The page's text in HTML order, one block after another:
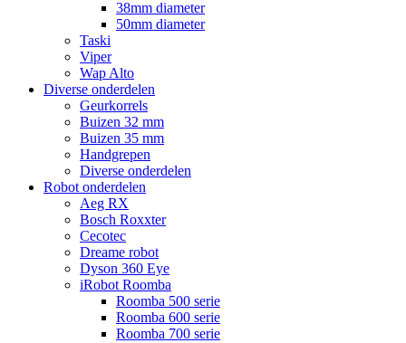
38mm diameter
50mm diameter
Taski
Viper
Wap Alto
Diverse onderdelen
Geurkorrels
Buizen 32 mm
Buizen 35 mm
Handgrepen
Diverse onderdelen
Robot onderdelen
Aeg RX
Bosch Roxxter
Cecotec
Dreame robot
Dyson 360 Eye
iRobot Roomba
Roomba 500 serie
Roomba 600 serie
Roomba 700 serie